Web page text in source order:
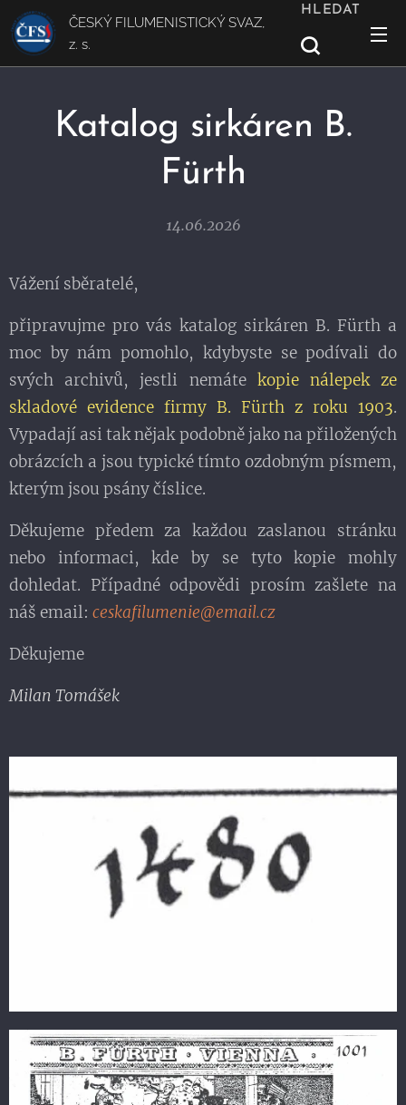
ČESKÝ FILUMENISTICKÝ SVAZ,
z. s.
HLEDAT
Katalog sirkáren B.
Fürth
14.06.2026
Vážení sběratelé,
připravujme pro vás katalog sirkáren B. Fürth a
moc by nám pomohlo, kdybyste se podívali do
svých archivů, jestli nemáte kopie nálepek ze
skladové evidence firmy B. Fürth z roku 1903.
Vypadají asi tak nějak podobně jako na přiložených
obrázcích a jsou typické tímto ozdobným písmem,
kterým jsou psány číslice.
Děkujeme předem za každou zaslanou stránku
nebo informaci, kde by se tyto kopie mohly
dohledat. Případné odpovědi prosím zašlete na
náš email: ceskafilumenie@email.cz
Děkujeme
Milan Tomášek